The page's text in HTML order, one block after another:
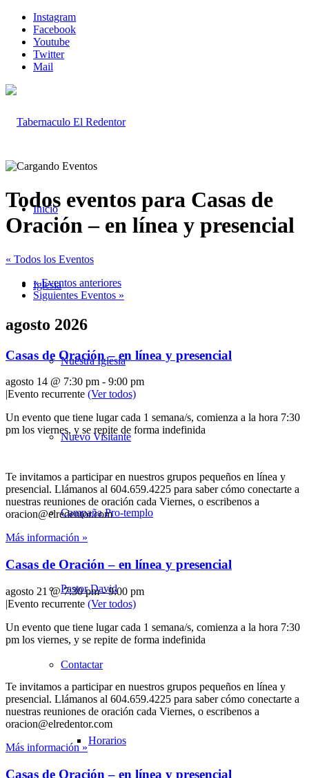
Instagram
Facebook
Youtube
Twitter
Mail
Inicio
Iglesia
Nuestra Iglesia
Nuevo Visitante
Campaña Pro-templo
Pastor David
Contactar
Horarios
Todos eventos para Casas de
Oración – en línea y presencial
« Todos los Eventos
«Eventos anteriores
Siguientes Eventos »
agosto 2026
Casas de Oración – en línea y presencial
agosto 14 @ 7:30 pm - 9:00 pm
|Evento recurrente (Ver todos)
Un evento que tiene lugar cada 1 semana/s, comienza a la hora 7:30
pm los viernes, y se repite de forma indefinida
Te invitamos a participar en nuestros grupos pequeños en línea y
presencial. Llámanos al 604.659.4225 para saber cómo conectarte a
nuestras reuniones de oración cada Viernes, o escribenos a
oracion@elredentor.com
Más información »
Casas de Oración – en línea y presencial
agosto 21 @ 7:30 pm-9:00 pm
|Evento recurrente (Ver todos)
Un evento que tiene lugar cada 1 semana/s, comienza a la hora 7:30
pm los viernes, y se repite de forma indefinida
Te invitamos a participar en nuestros grupos pequeños en línea y
presencial. Llámanos al 604.659.4225 para saber cómo conectarte a
nuestras reuniones de oración cada Viernes, o escribenos a
oracion@elredentor.com
Más información »
Casas de Oración – en línea y presencial